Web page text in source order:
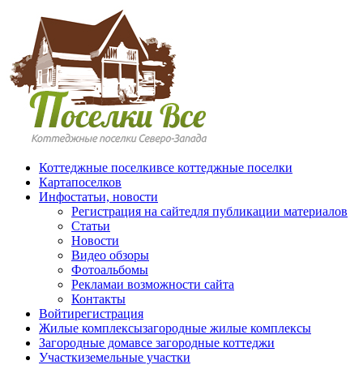
Перейти к основному содержанию
Коттеджные поселкивсе коттеджные поселки
Картапоселков
Инфостатьи, новости
Регистрация на сайтедля публикации материалов
Статьи
Новости
Видео обзоры
Фотоальбомы
Рекламаи возможности сайта
Контакты
Войтирегистрация
Жилые комплексызагородные жилые комплексы
Загородные домавсе загородные коттеджи
Участкиземельные участки